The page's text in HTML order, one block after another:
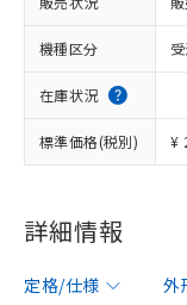
機種区分
在庫状況
標準価格(税別) ¥
詳細情報
定格/仕様 外